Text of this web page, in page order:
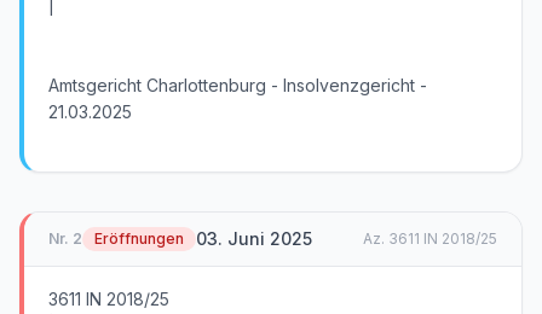
Amtsgericht Charlottenburg - Insolvenzgericht -
21.03.2025
Nr. 2 Eröffnungen 03. Juni 2025 Az. 3611 IN 2018/25
3611 IN 2018/25